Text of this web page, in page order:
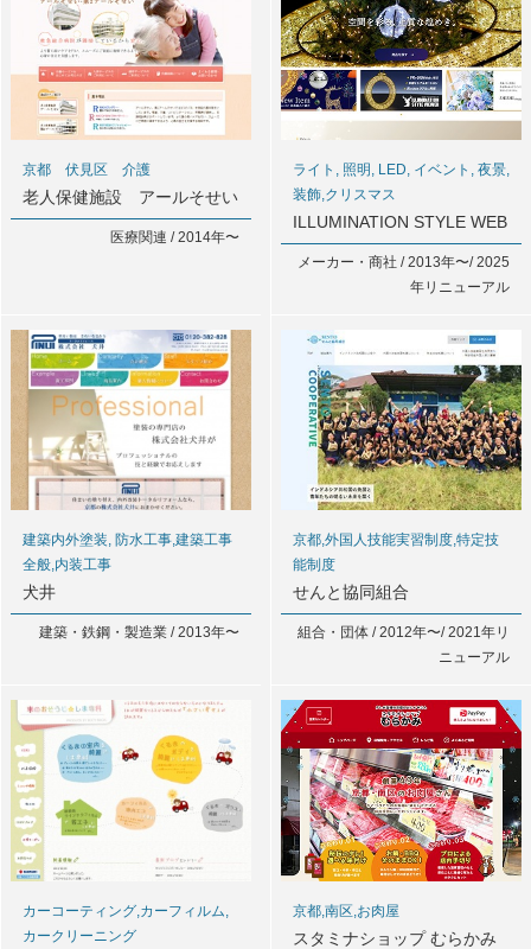
京都 伏見区 介護
老人保健施設 アールそせい
医療関連 / 2014年〜
ライト, 照明, LED, イベント, 夜景,
装飾,クリスマス
ILLUMINATION STYLE WEB
メーカー・商社 / 2013年〜/ 2025
年リニューアル
建築内外塗装, 防水工事,建築工事
全般,内装工事
犬井
建築・鉄鋼・製造業 / 2013年〜
京都,外国人技能実習制度,特定技
能制度
せんと協同組合
組合・団体 / 2012年〜/ 2021年リ
ニューアル
カーコーティング,カーフィルム,
カークリーニング
京都,南区,お肉屋
スタミナショップ むらかみ